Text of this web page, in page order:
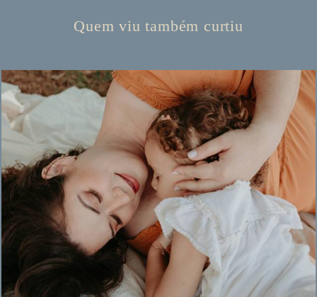
Quem viu também curtiu
179